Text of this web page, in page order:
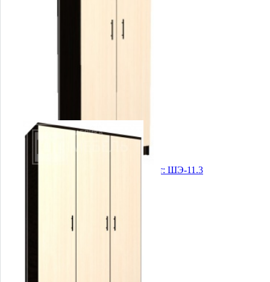
Двухдверный шкаф для гостиниц Арт: ШЭ-11.3